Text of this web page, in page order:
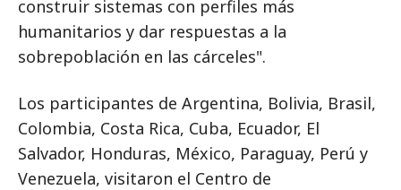
construir sistemas con perfiles más
humanitarios y dar respuestas a la
sobrepoblación en las cárceles".
Los participantes de Argentina, Bolivia, Brasil,
Colombia, Costa Rica, Cuba, Ecuador, El
Salvador, Honduras, México, Paraguay, Perú y
Venezuela, visitaron el Centro de